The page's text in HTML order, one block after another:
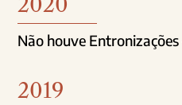
Não houve Entronizações
2019